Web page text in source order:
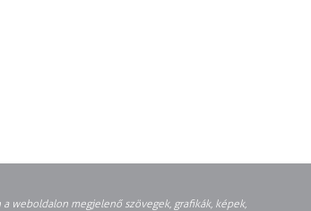
a weboldalon megjelenő szövegek, grafikák, képek,